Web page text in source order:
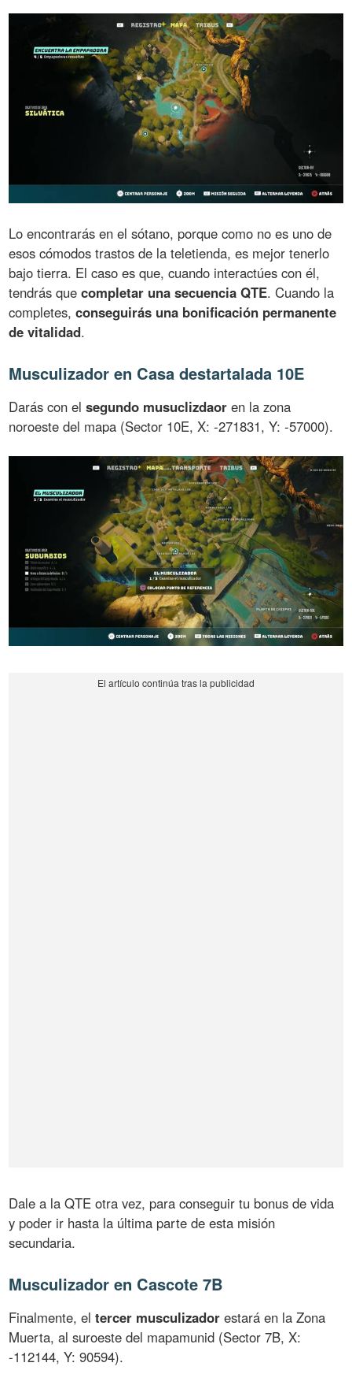
Lo encontrarás en el sótano, porque como no es uno de
esos cómodos trastos de la teletienda, es mejor tenerlo
bajo tierra. El caso es que, cuando interactúes con él,
tendrás quecompletar una secuencia QTE. Cuando la
completes,conseguirás una bonificación permanente
de vitalidad.
Musculizador en Casa destartalada 10E
Darás con elsegundo musuclizdaor en la zona
noroeste del mapa (Sector 10E, X: -271831, Y: -57000).
Dale a la QTE otra vez, para conseguir tu bonus de vida
y poder ir hasta la última parte de esta misión
secundaria.
Musculizador en Cascote 7B
Finalmente, eltercer musculizador estará en la Zona
Muerta, al suroeste del mapamunid (Sector 7B, X:
-112144, Y: 90594).